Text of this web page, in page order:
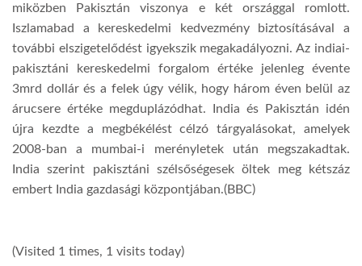
DOBRAVERO.HU
LATIMO.HU
GLOBOBOOK
miközben Pakisztán viszonya e két országgal romlott.
Iszlamabad a kereskedelmi kedvezmény biztosításával a
további elszigetelődést igyekszik megakadályozni. Az indiai-
pakisztáni kereskedelmi forgalom értéke jelenleg évente
3mrd dollár és a felek úgy vélik, hogy három éven belül az
árucsere értéke megduplázódhat. India és Pakisztán idén
újra kezdte a megbékélést célzó tárgyalásokat, amelyek
2008-ban a mumbai-i merényletek után megszakadtak.
India szerint pakisztáni szélsőségesek öltek meg kétszáz
embert India gazdasági központjában.(BBC)
(Visited 1 times, 1 visits today)